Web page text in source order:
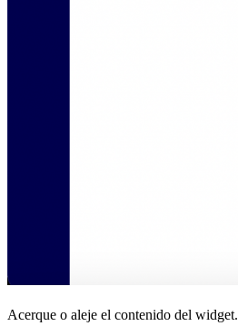
Acerque o aleje el contenido del widget.